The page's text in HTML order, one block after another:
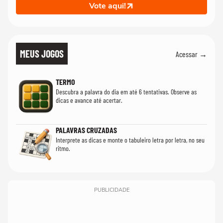
Vote aqui!
MEUS JOGOS Acessar →
TERMO
Descubra a palavra do dia em até 6 tentativas. Observe as
dicas e avance até acertar.
PALAVRAS CRUZADAS
Interprete as dicas e monte o tabuleiro letra por letra, no seu
ritmo.
PUBLICIDADE